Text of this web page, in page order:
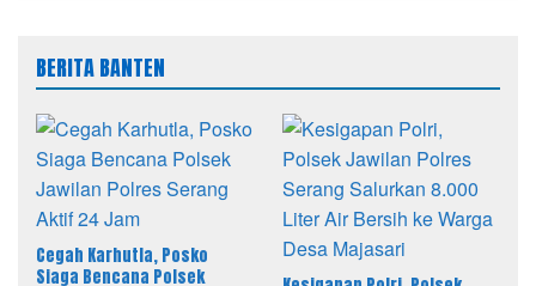
BERITA BANTEN
Cegah Karhutla, Posko
Siaga Bencana Polsek